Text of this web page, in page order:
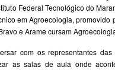
Federal Tecnológico do
em Agroecologia, promovido
e Arame cursam
com os representantes
as salas de aula onde